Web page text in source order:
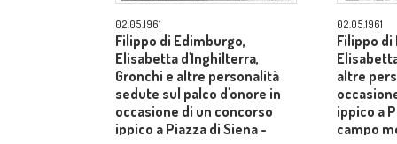
02.05.1961
Filippo di Edimburgo,
Elisabetta d'Inghilterra,
Gronchi e altre personalità
sedute sul palco d'onore in
occasione di un concorso
ippico a Piazza di Siena -
02.05.1961
Filippo di
altre
ippico a
campo